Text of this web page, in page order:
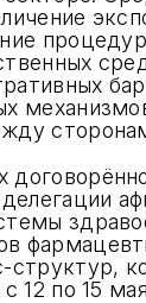
процедур
структур,
12 по 15